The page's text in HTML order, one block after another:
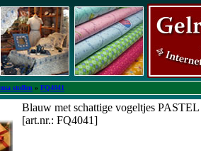
stoffen » FQ4041
Blauw met schattige vogeltjes
[art.nr.: FQ4041]